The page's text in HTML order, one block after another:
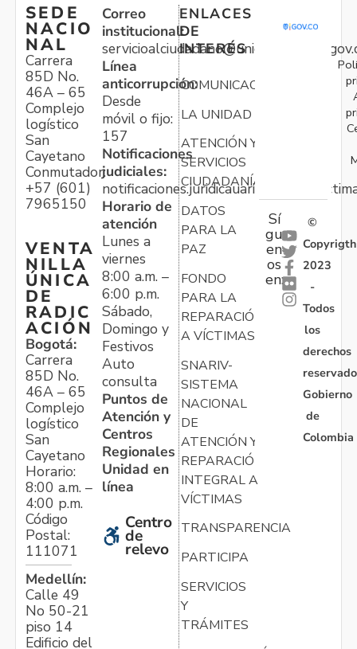
SEDE
NACIO
NAL
Carrera
85D No.
46A – 65
Complejo
logístico
San
Cayetano
Conmutador:
+57 (601)
7965150
VENTA
NILLA
ÚNICA
DE
RADIC
ACIÓN
Bogotá:
Carrera
85D No.
46A – 65
Complejo
logístico
San
Cayetano
Horario:
8:00 a.m. –
4:00 p.m.
Código
Postal:
111071
Medellín:
Calle 49
No 50-21
piso 14
Edificio del
Correo
institucional:
Línea
anticorrupción:
Desde
móvil o fijo:
157
Notificaciones
judiciales:
Horario de
atención
Lunes a
viernes
8:00 a.m. –
6:00 p.m.
Sábado,
Domingo y
Festivos
Auto
consulta
Puntos de
Atención y
Centros
Regionales
Unidad en
línea
Centro
de
relevo
ENLACES
DE
INTERÉS
COMUNICACIONES
LA UNIDAD
ATENCIÓN Y
SERVICIOS
CIUDADANÍA
DATOS
PARA LA
PAZ
FONDO
PARA LA
REPARACIÓN
A VÍCTIMAS
SNARIV-
SISTEMA
NACIONAL
DE
ATENCIÓN Y
REPARACIÓN
INTEGRAL A
VÍCTIMAS
TRANSPARENCIA
PARTICIPA
SERVICIOS
Y
TRÁMITES
Sí
gu
en
os
en:
©
Copyrigth
2023
-
Todos
los
derechos
Gobierno
de
Colombia